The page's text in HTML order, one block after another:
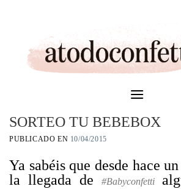
SORTEO TU BEBEBOX
PUBLICADO EN 10/04/2015
Ya sabéis que desde hace
la llegada de
#Babyconfetti